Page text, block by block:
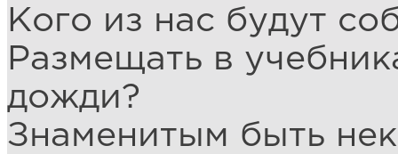
Кого из нас будут
Размещать в
дожди?
Знаменитым быть